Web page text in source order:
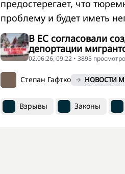
предостерегает, что
проблему и будет иметь
В ЕС согласовали
депортации
02.06.26, 09:22 • 3895
Степан Гафтко НОВОСТИ
Взрывы Законы